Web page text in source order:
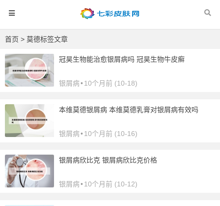
首页 > 莫德标签文章
冠昊生物能治愈银屑病吗 冠昊生物牛皮癣
银屑病•10个月前 (10-18)
本维莫德银屑病 本维莫德乳膏对银屑病有效吗
银屑病•10个月前 (10-16)
银屑病欣比克 银屑病欣比克价格
银屑病•10个月前 (10-12)